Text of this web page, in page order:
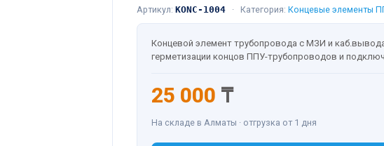
Артикул: KONC-1004 · Категория: Концевые элементы
Концевой элемент трубопровода с МЗИ и
герметизации концов ППУ-трубопроводов и
25 000 ₸
На складе в Алматы · отгрузка от 1 дня